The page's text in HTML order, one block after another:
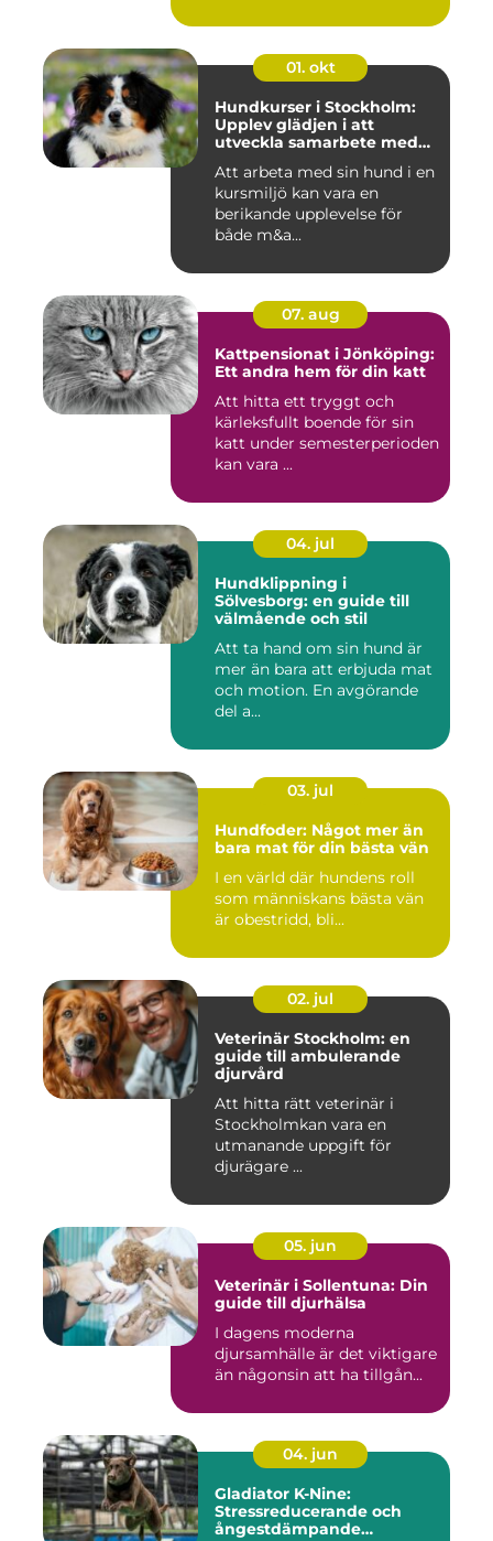
01. okt
Hundkurser i Stockholm:
Upplev glädjen i att
utveckla samarbete med
Att arbeta med sin hund i en
kursmiljö kan vara en
berikande upplevelse för
både m&a...
07. aug
Kattpensionat i Jönköping:
Ett andra hem för din katt
Att hitta ett tryggt och
kärleksfullt boende för sin
katt under semesterperioden
kan vara ...
04. jul
Hundklippning i
Sölvesborg: en guide till
välmående och stil
Att ta hand om sin hund är
mer än bara att erbjuda mat
och motion. En avgörande
del a...
03. jul
Hundfoder: Något mer än
bara mat för din bästa vän
I en värld där hundens roll
som människans bästa vän
är obestridd, bli...
02. jul
Veterinär Stockholm: en
guide till ambulerande
djurvård
Att hitta rätt veterinär i
Stockholmkan vara en
utmanande uppgift för
djurägare ...
05. jun
Veterinär i Sollentuna: Din
guide till djurhälsa
I dagens moderna
djursamhälle är det viktigare
än någonsin att ha tillgån...
04. jun
Gladiator K-Nine:
Stressreducerande och
ångestdämpande